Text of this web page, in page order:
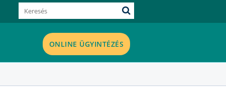
ONLINE ÜGYINTÉZÉS